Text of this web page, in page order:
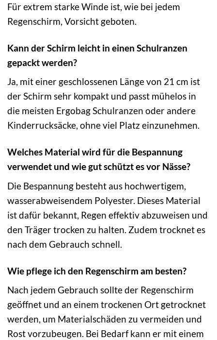
Für extrem starke Winde ist, wie bei jedem
Regenschirm, Vorsicht geboten.
Kann der Schirm leicht in einen Schulranzen
gepackt werden?
Ja, mit einer geschlossenen Länge von 21 cm ist
der Schirm sehr kompakt und passt mühelos in
die meisten Ergobag Schulranzen oder andere
Kinderrucksäcke, ohne viel Platz einzunehmen.
Welches Material wird für die Bespannung
verwendet und wie gut schützt es vor Nässe?
Die Bespannung besteht aus hochwertigem,
wasserabweisendem Polyester. Dieses Material
ist dafür bekannt, Regen effektiv abzuweisen und
den Träger trocken zu halten. Zudem trocknet es
nach dem Gebrauch schnell.
Wie pflege ich den Regenschirm am besten?
Nach jedem Gebrauch sollte der Regenschirm
geöffnet und an einem trockenen Ort getrocknet
werden, um Materialschäden zu vermeiden und
Rost vorzubeugen. Bei Bedarf kann er mit einem